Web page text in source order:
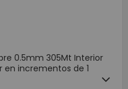
0.5mm 305Mt Interior
incrementos de 1